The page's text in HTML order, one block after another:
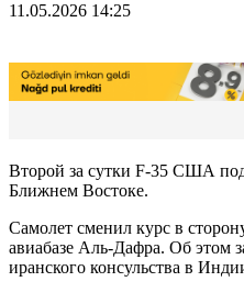
11.05.2026 14:25
Второй за сутки F-35 США
Ближнем Востоке.
Самолет сменил курс в
авиабазе Аль-Дафра. Об этом
иранского консульства в